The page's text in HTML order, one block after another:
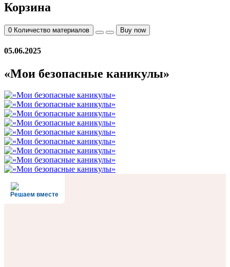
Корзина
0 Количество материалов Buy now
05.06.2025
«Мои безопасные каникулы»
Решаем вместе